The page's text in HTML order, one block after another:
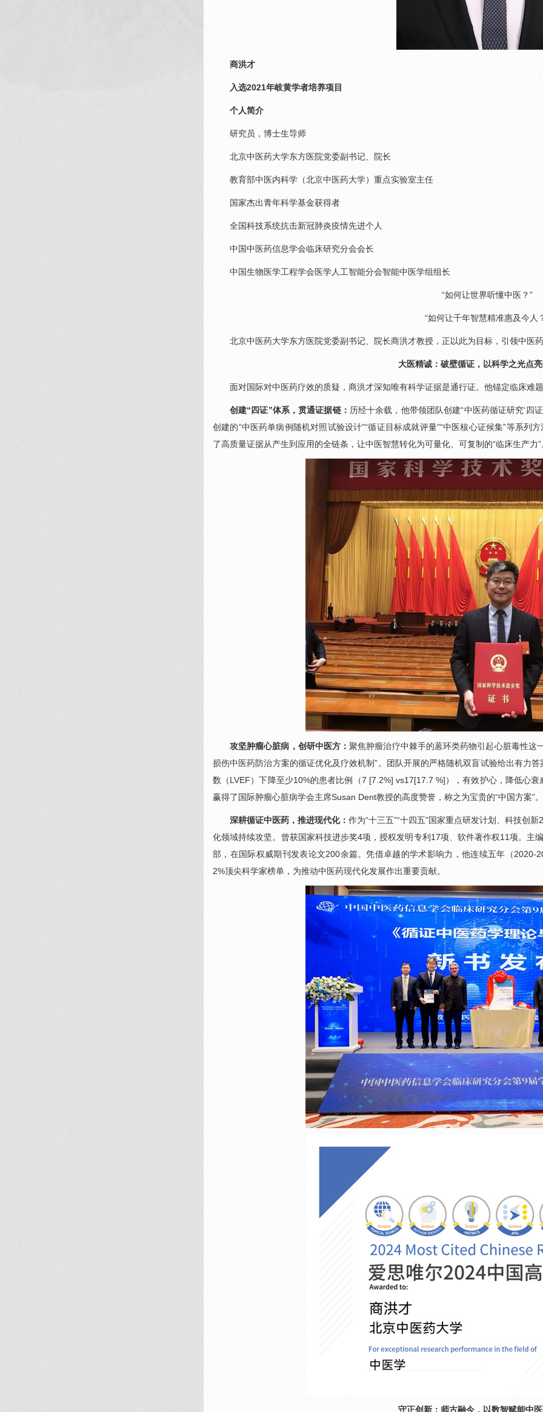
商洪才
入选2021年岐黄学者培养项目
个人简介
研究员，博士生导师
北京中医药大学东方医院党委副书记、院长
教育部中医内科学（北京中医药大学）重点实验室主任
国家杰出青年科学基金获得者
全国科技系统抗击新冠肺炎疫情先进个人
中国中医药信息学会临床研究分会会长
中国生物医学工程学会医学人工智能分会智能中医学组组长
“如何让世界听懂中医？”
“如何让千年智慧精准惠及今人
北京中医药大学东方医院党委副书记、院长商洪才教授，正以此为目标，引领中医
大医精诚：破壁循证，以科学之光点
面对国际对中医药疗效的质疑， 商洪才深知唯有科学证据是通行证。他锚定临床难
创建“四证”体系，贯通证据链： 历经十余载，他带领团队创建“中医药循证研究‘四
创建的“中医药单病例随机对照试验设计”“循证目标成就评量”“中医核心证候集”等系列
了高质量证据从产生到应用的全链条，让中医智慧转化为可量化、可复制的“临床生产
攻坚肿瘤心脏病，创研中医方：聚焦肿瘤治疗中棘手的蒽环类药物引起心脏毒性这
损伤中医药防治方案的循证优化及疗效机制”。团队开展的严格随机双盲试验给出有力
数（LVEF）下降至少10%的患者比例（7 [7.2%] vs17[17.7 %]），有效护心，降低心
赢得了国际肿瘤心脏病学会主席Susan Dent教授的高度赞誉，称之为宝贵的“中国方案”。
深耕循证中医药，推进现代化： 作为“十三五”“十四五”国家重点研发计划、科技创
化领域持续攻坚。曾获国家科技进步奖4项，授权发明专利17项、软件著作权11项。主
部，在国际权威期刊发表论文200余篇。凭借卓越的学术影响力，他连续五年（2020-
2%顶尖科学家榜单，为推动中医药现代化发展作出重要贡献。
守正创新：师古融今，以数智赋能中